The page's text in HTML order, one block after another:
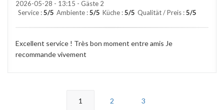
2026-05-28 - 13:15 - Gäste 2
Service :5/5 Ambiente :5/5 Küche :5/5 Qualität / Preis :5/5
Excellent service ! Très bon moment entre amis Je
recommande vivement
1 2 3